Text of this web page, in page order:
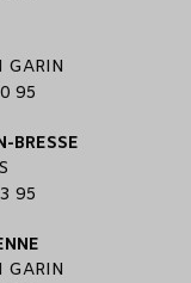
GARIN
95
BRESSE
95
GARIN